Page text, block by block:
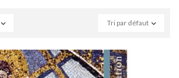
Tri par défaut